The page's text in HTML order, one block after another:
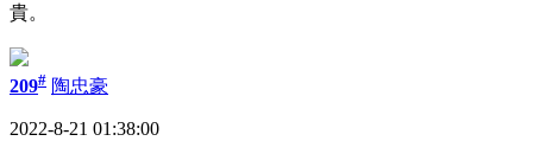
貴。
209# 陶忠豪
2022-8-21 01:38:00